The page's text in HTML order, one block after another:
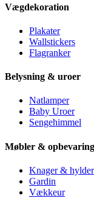
Vægdekoration
Plakater
Wallstickers
Flagranker
Belysning & uroer
Natlamper
Baby Uroer
Sengehimmel
Møbler & opbevaring
Knager & hylder
Gardin
Vækkeur